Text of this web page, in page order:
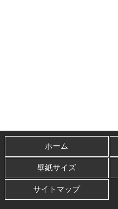
ホーム
壁紙サイズ
サイトマップ